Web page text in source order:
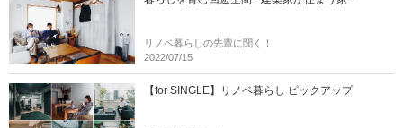
リノベ暮らしの先輩に聞く！
2022/07/15
【for SINGLE】リノベ暮らし ピックアップ